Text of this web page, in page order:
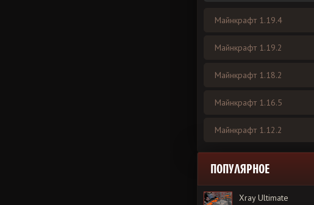
Майнкрафт 1.19.4
Майнкрафт 1.19.2
Майнкрафт 1.18.2
Майнкрафт 1.16.5
Майнкрафт 1.12.2
ПОПУЛЯРНОЕ
Xray Ultimate